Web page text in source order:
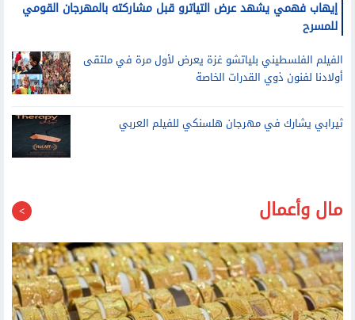
ثيرابي يشارك في مهرجان هلسنكي للفيلم العربي
مال وأعمال